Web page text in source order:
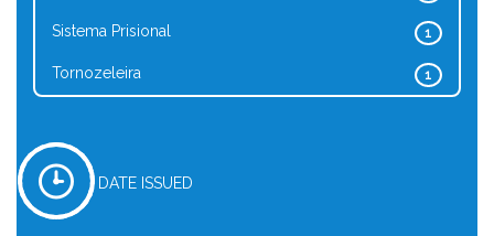
1
Sistema Prisional
1
Tornozeleira
DATE ISSUED